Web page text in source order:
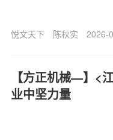
悦文天下 陈秋实 2026-
【方正机械—】<
业中坚力量